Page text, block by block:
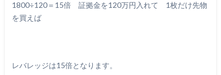
1800÷120＝15倍 証拠金を120万円入れて 1枚だけ先物
を買えば
レバレッジは15倍となります。